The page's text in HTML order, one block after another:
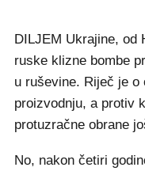
DILJEM Ukrajine, od
ruske klizne bombe
u ruševine. Riječ je
proizvodnju, a protiv
protuzračne obrane
No, nakon četiri